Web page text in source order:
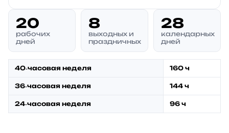
20
рабочих
дней
8
выходных и
праздничных
28
календарных
дней
40‑часовая неделя 160 ч
36‑часовая неделя 144 ч
24‑часовая неделя 96 ч